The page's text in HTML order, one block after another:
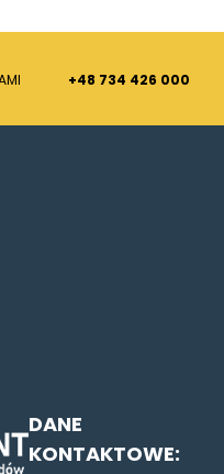
+48 734 426 000
DANE
KONTAKTOWE: